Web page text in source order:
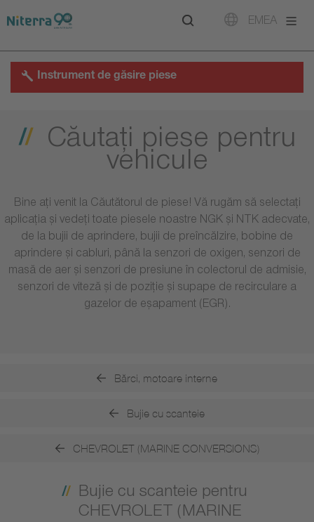
to
to
to
EMEA
Instrument de găsire piese
Căutaţi piese pentru
vehicule
Bine ați venit la Căutătorul de piese! Vă rugăm să selectați
aplicația și vedeți toate piesele noastre NGK și NTK adecvate,
de la bujii de aprindere, bujii de preîncălzire, bobine de
aprindere și cabluri, până la senzori de oxigen, senzori de
masă de aer și senzori de presiune în colectorul de admisie,
senzori de viteză și de poziție și supape de recirculare a
gazelor de eșapament (EGR).
Bărci, motoare interne
Bujie cu scanteie
CHEVROLET (MARINE CONVERSIONS)
Bujie cu scanteie pentru
CHEVROLET (MARINE